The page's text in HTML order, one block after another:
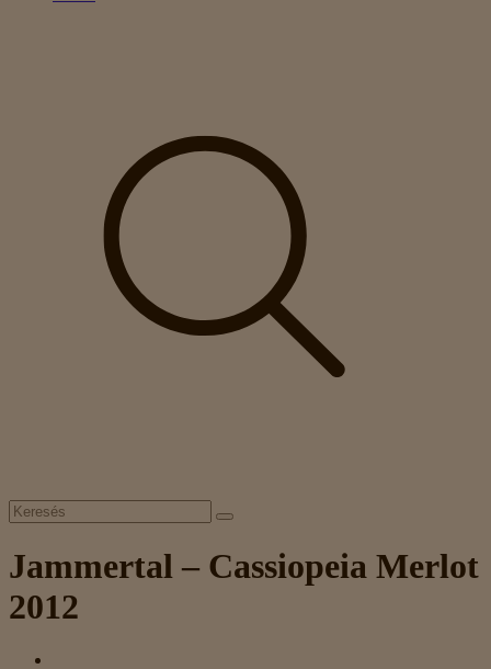
Jammertal – Cassiopeia Merlot
2012